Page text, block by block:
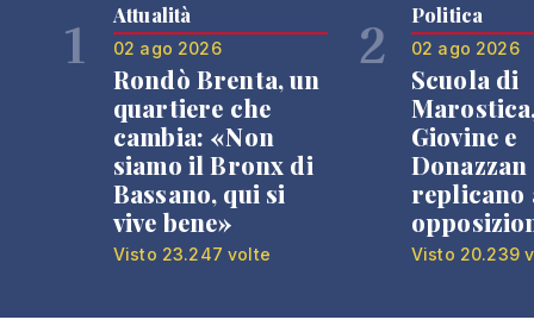
1 Attualità
02 ago 2026
Rondò Brenta, un
quartiere che
cambia: «Non
siamo il Bronx di
Bassano, qui si
vive bene»
Visto 23.247 volte
2 Politica
02 ago 2026
Scuola di
Giovine e
Donazzan
replicano
Visto 20.239